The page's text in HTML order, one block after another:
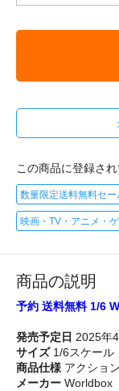
この商品に登録さ
数量限定送料無料セー
映画・TV・アニメ・
商品の説明
予約 送料無料 1/6
発売予定日 2025年
サイズ1/6スケール
商品仕様 アクショ
メーカー Worldbox